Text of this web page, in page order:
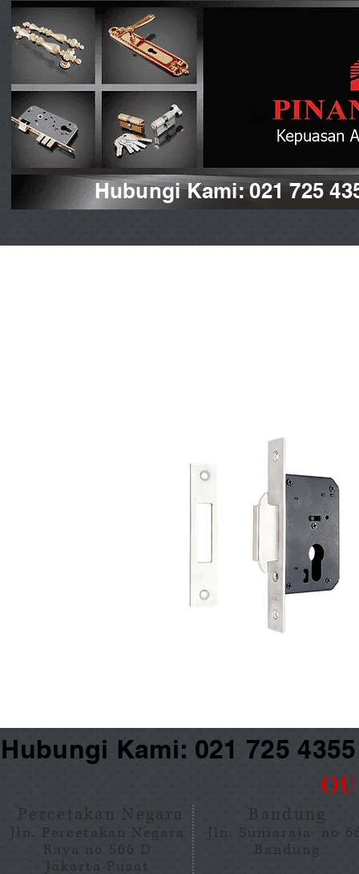
Hubungi Kami: 021 725
Kami: 021 725
Percetakan Negara
Jln. Percetakan Negara
Raya no 566 D
Jakarta Pusat
Bandung
Jln. Suniaraja no
Bandung